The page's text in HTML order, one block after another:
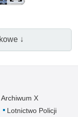
↓
Archiwum X
Lotnictwo Policji